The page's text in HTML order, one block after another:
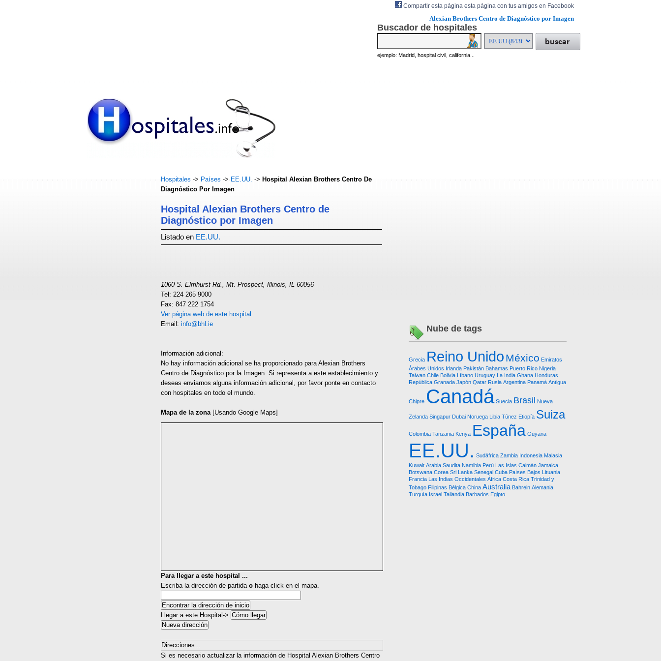
Alexian Brothers Centro de Diagnóstico por Imagen
Buscador de hospitales
ejemplo: Madrid, hospital civil, california...
Hospitales -> Países -> EE.UU. -> Hospital Alexian Brothers Centro De
Diagnóstico Por Imagen
Hospital Alexian Brothers Centro de
Diagnóstico por Imagen
Listado en EE.UU.
1060 S. Elmhurst Rd., Mt. Prospect, Illinois, IL 60056
Tel: 224 265 9000
Fax: 847 222 1754
Ver página web de este hospital
Email: info@bhl.ie
Información adicional:
No hay información adicional se ha proporcionado para Alexian Brothers
Centro de Diagnóstico por la Imagen. Si representa a este establecimiento y
deseas enviarnos alguna información adicional, por favor ponte en contacto
con hospitales en todo el mundo.
Mapa de la zona[Usando Google Maps]
Para llegar a este hospital ...
Escriba la dirección de partida o haga click en el mapa.
Llegar a este Hospital->
Direcciones...
Si es necesario actualizar la información de Hospital Alexian Brothers Centro
Nube de tags
Grecia Reino Unido México Emiratos
Árabes Unidos Irlanda Pakistán Bahamas Puerto Rico Nigeria
Taiwan Chile Bolivia Líbano Uruguay La India Ghana Honduras
República Granada Japón Qatar Rusia Argentina Panamá Antigua
Chipre Canadá Suecia Brasil Nueva
Zelanda Singapur Dubai Noruega Libia Túnez Etiopía Suiza
Colombia Tanzania Kenya España Guyana
EE.UU. Sudáfrica Zambia Indonesia Malasia
Kuwait Arabia Saudita Namibia Perú Las Islas Caimán Jamaica
Botswana Corea Sri Lanka Senegal Cuba Países Bajos Lituania
Francia Las Indias Occidentales África Costa Rica Trinidad y
Tobago Filipinas Bélgica China Australia Bahrein Alemania
Turquía Israel Tailandia Barbados Egipto
Compartir esta página esta página con tus amigos en Facebook